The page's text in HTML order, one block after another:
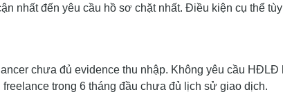
nhất đến yêu cầu hồ sơ chặt nhất. Điều kiện cụ thể
chưa đủ evidence thu nhập. Không yêu cầu HĐLĐ
trong 6 tháng đầu chưa đủ lịch sử giao dịch.